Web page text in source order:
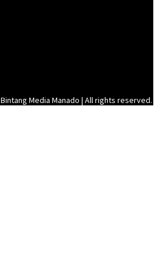
Media Manado | All rights reserved.